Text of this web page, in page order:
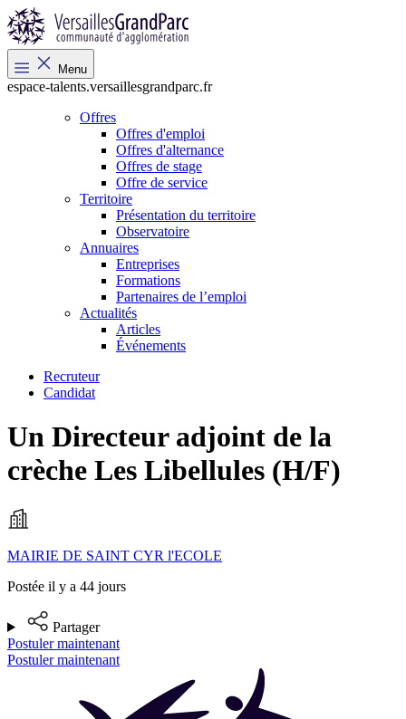
Menu
espace-talents.versaillesgrandparc.fr
Offres
Offres d'emploi
Offres d'alternance
Offres de stage
Offre de service
Territoire
Présentation du territoire
Observatoire
Annuaires
Entreprises
Formations
Partenaires de l’emploi
Actualités
Articles
Événements
Recruteur
Candidat
Un Directeur adjoint de la
crèche Les Libellules (H/F)
MAIRIE DE SAINT CYR l'ECOLE
Postée il y a 44 jours
Partager
Postuler maintenant
Postuler maintenant